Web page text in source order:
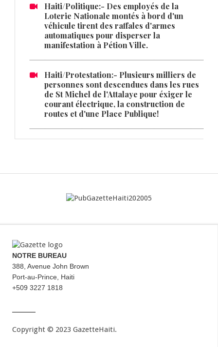
Haiti/Politique:- Des employés de la
Loterie Nationale montés à bord d'un
véhicule tirent des raffales d'armes
automatiques pour disperser la
manifestation à Pétion Ville.
Haiti/Protestation:- Plusieurs milliers de
personnes sont descendues dans les rues
de St Michel de l'Attalaye pour éxiger le
courant électrique, la construction de
routes et d'une Place Publique!
NOTRE BUREAU
388, Avenue John Brown
Port-au-Prince, Haiti
+509 3227 1818
Copyright © 2023 GazetteHaiti.